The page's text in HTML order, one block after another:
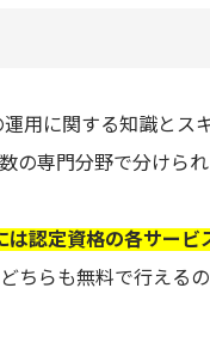
用に関する知識とス
の専門分野で分けら
認定資格の各サー
ちらも無料で行える